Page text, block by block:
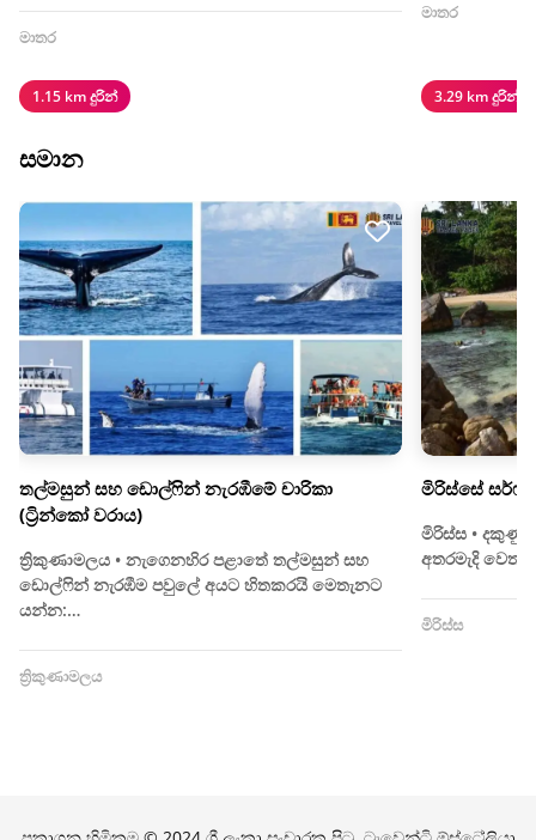
මාතර
1.15 km දුරින්
මාතර
3.29 km දුරින්
සමාන
තල්මසුන් සහ ඩොල්ෆින් නැරඹීමේ චාරිකා
(ට්‍රින්කෝ වරාය)
ත්‍රිකුණාමලය • නැගෙනහිර පළාතේ තල්මසුන් සහ
ඩොල්ෆින් නැරඹීම පවුලේ අයට හිතකරයි මෙතැනට
යන්න:…
ත්‍රිකුණාමලය
මිරිස්සේ සර්ෆ්
මිරිස්ස • දකුණු
අතරමැදි
මිරිස්ස